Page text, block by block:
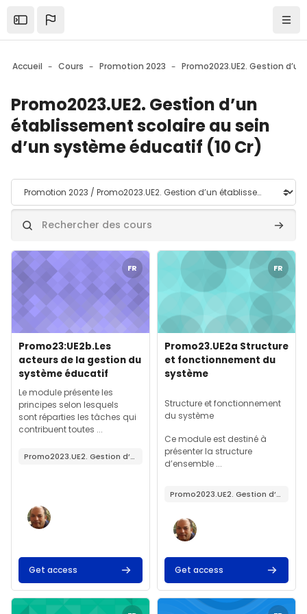
Ouvrir la barre latérale
Accueil Cours Promotion 2023
Promo2023.UE2. Gestion d’un
établissement scolaire au sein
d’un système éducatif (10 Cr)
Catégories de cours
Rechercher des cours
FR
Image de cours" Promo23:UE2b.Les acteurs de la gestion du
Image de cours
Nom du cours
Promo23:UE2b.Les
acteurs de la gestion du
système éducatif
Résumé du cours :
Le module présente les
principes selon lesquels
sont réparties les tâches qui
contribuent toutes ...
Promo2023.UE2. Gestion d’un établissement scolaire au sein d’un système éducatif (10 Cr)
Get access
FR
Image de cours"
Image de cours
Nom du cours
Promo23.UE2a Structure
et fonctionnement du
système
Structure et fonctionnement
du système
Ce module est destiné à
présenter la structure
d’ensemble ...
Promo2023.UE2. Gestion d’un établissement scolaire au sein d’un système éducatif (10 Cr)
Get access
Image de cours" Promo2023.UE2c.Orientation du système et
Image de cours"